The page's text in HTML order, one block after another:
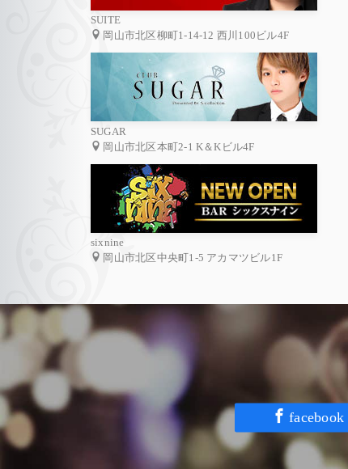
SUITE
岡山市北区柳町1-14-12 西川100ビル4F
SUGAR
岡山市北区本町2-1 K＆Kビル4F
sixnine
岡山市北区中央町1-5 アカマツビル1F
facebook